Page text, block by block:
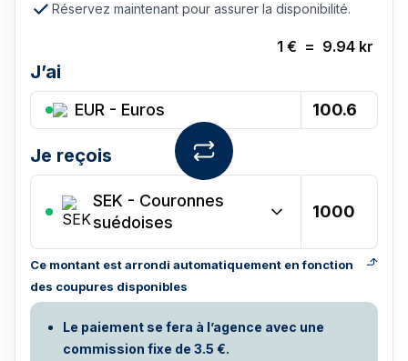
Réservez maintenant pour assurer la disponibilité.
1 € = 9.94 kr
J’ai
EUR - Euros
Je reçois
SEK - Couronnes
suédoises
Ce montant est arrondi automatiquement en fonction
des coupures disponibles
Le paiement se fera à l’agence avec une
commission fixe de 3.5 €.